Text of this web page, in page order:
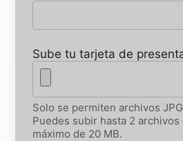
Sube tu tarjeta de
Solo se permiten archivos
Puedes subir hasta 2 archivos
máximo de 20 MB.